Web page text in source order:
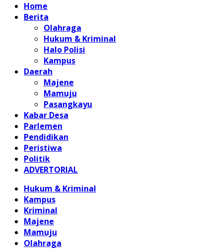
Home
Berita
Olahraga
Hukum & Kriminal
Halo Polisi
Kampus
Daerah
Majene
Mamuju
Pasangkayu
Kabar Desa
Parlemen
Pendidikan
Peristiwa
Politik
ADVERTORIAL
Hukum & Kriminal
Kampus
Kriminal
Majene
Mamuju
Olahraga